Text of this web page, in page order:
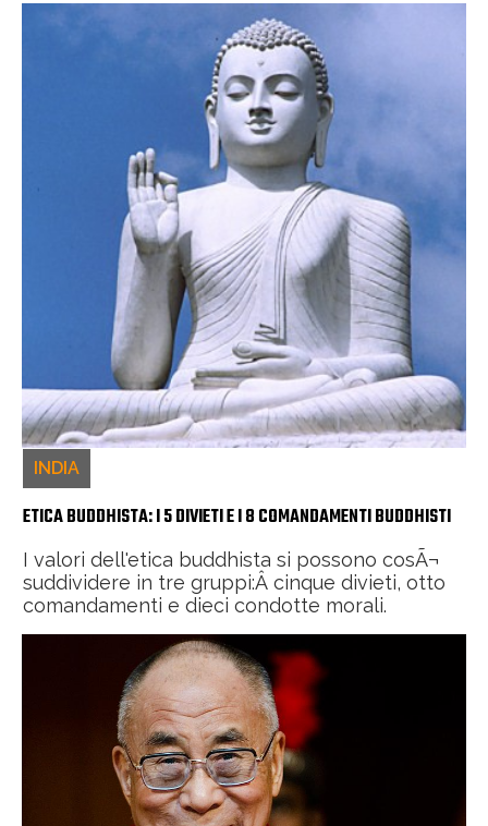
INDIA
ETICA BUDDHISTA: I 5 DIVIETI E I 8 COMANDAMENTI BUDDHISTI
I valori dell'etica buddhista si possono cosÃ¬
suddividere in tre gruppi:Â cinque divieti, otto
comandamenti e dieci condotte morali.